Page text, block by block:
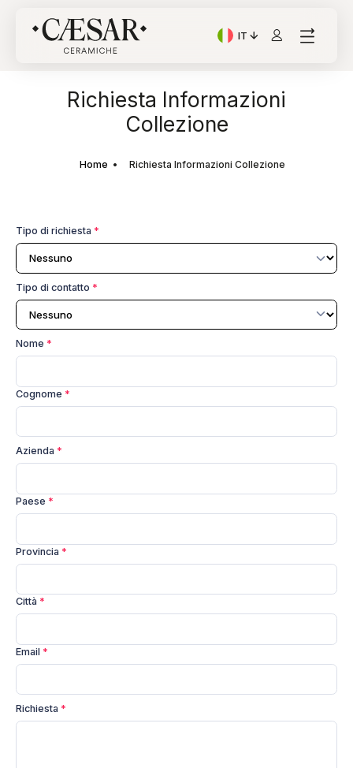
IT
Lingua corrente:
Richiesta Informazioni
Collezione
Home Richiesta Informazioni Collezione
Tipo di richiesta *
Tipo di contatto *
Nome *
Cognome *
Azienda *
Paese *
Provincia *
Città *
Email *
Richiesta *